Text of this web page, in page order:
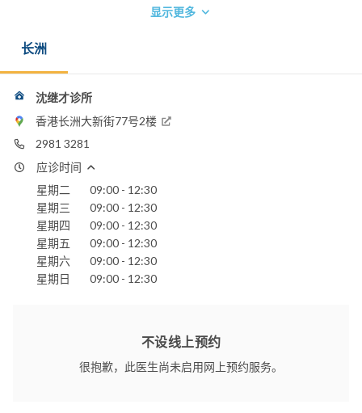
显示更多
长洲
沈继才诊所
香港长洲大新街77号2楼
2981 3281
应诊时间
星期二
09:00 - 12:30
星期三
09:00 - 12:30
星期四
09:00 - 12:30
星期五
09:00 - 12:30
星期六
09:00 - 12:30
星期日
09:00 - 12:30
不设线上预约
很抱歉，此医生尚未启用网上预约服务。